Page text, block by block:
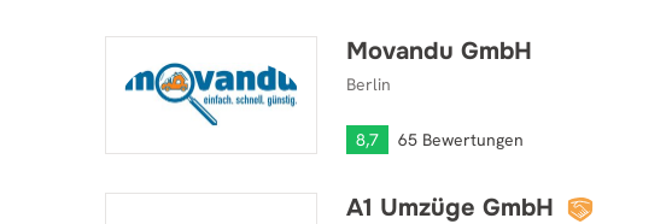
Movandu GmbH
Berlin
8,7 65 Bewertungen
A1 Umzüge GmbH